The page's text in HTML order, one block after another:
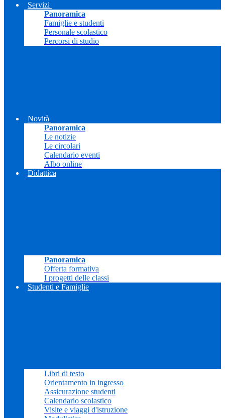
Servizi
Panoramica
Famiglie e studenti
Personale scolastico
Percorsi di studio
Novità
Panoramica
Le notizie
Le circolari
Calendario eventi
Albo online
Didattica
Panoramica
Offerta formativa
I progetti delle classi
Studenti e Famiglie
Libri di testo
Orientamento in ingresso
Assicurazione studenti
Calendario scolastico
Visite e viaggi d'istruzione